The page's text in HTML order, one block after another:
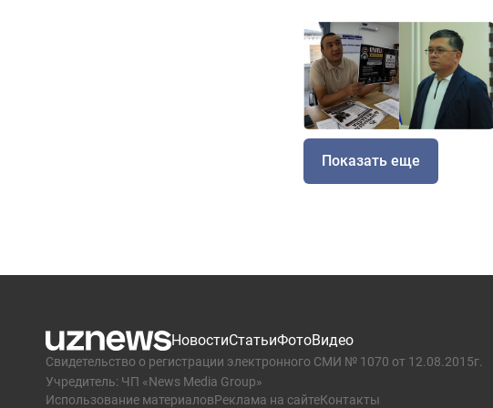
Показать еще
НовостиСтатьиФотоВидео
Свидетельство о регистрации электронного СМИ № 1070 от 12.08.2015г.
Учредитель: ЧП «News Media Group»
Использование материаловРеклама на сайтеКонтакты